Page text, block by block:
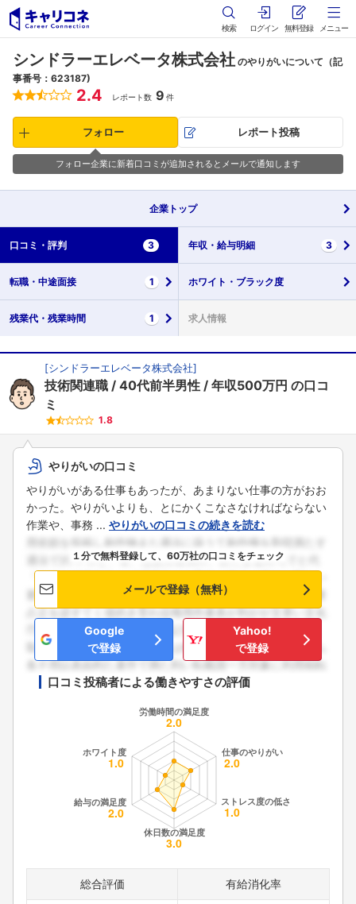
検索 ログイン 無料登録 メニュー
シンドラーエレベータ株式会社 のやりがいについて（記
事番号：623187)
2.4 レポート数 9 件
フォロー レポート投稿
フォロー企業に新着口コミが追加されるとメールで通知します
企業 トップ
口コミ・ 評判 3 年収・ 給与明細 3
転職・ 中途面接 1 ホワイト・ ブラック度
残業代・ 残業時間 1 求人情報
[シンドラーエレベータ株式会社]
技術関連職 40代前半男性 年収500万円 の口コ
ミ
1.8
やりがいの口コミ
やりがいがある仕事もあったが、あまりない仕事の方がおお
かった。やりがいよりも、とにかくこなさなければならない
作業や、事務 ... やりがいの口コミの続きを読む
１分で無料登録して、60万社の口コミをチェック
メールで登録（無料）
Google
で登録
Yahoo!
で登録
口コミ投稿者による働きやすさの評価
総合評価 有給消化率